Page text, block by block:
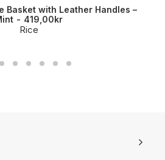
Basket with Leather Handles –
419,00kr
Rice